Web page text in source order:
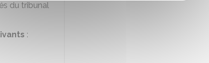
du tribunal
: